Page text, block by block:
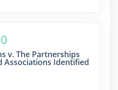
v. The Partnerships
Associations Identified